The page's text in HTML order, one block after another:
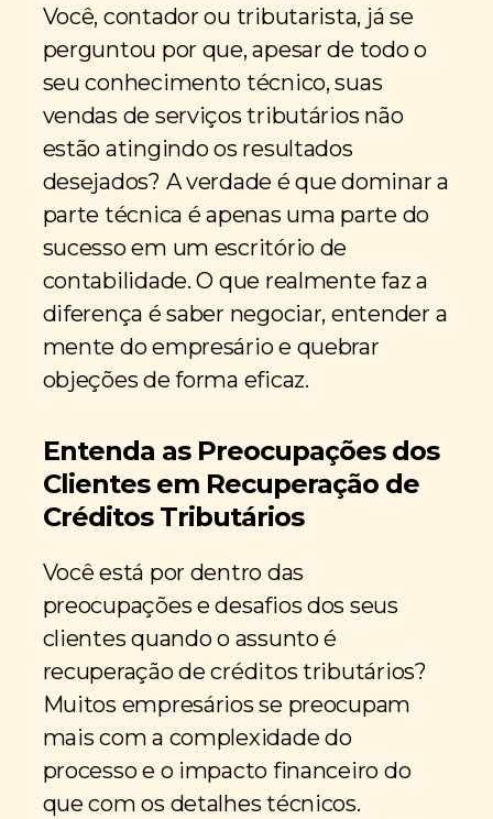
Você, contador ou tributarista, já se
perguntou por que, apesar de todo o
seu conhecimento técnico, suas
vendas de serviços tributários não
estão atingindo os resultados
desejados? A verdade é que dominar a
parte técnica é apenas uma parte do
sucesso em um escritório de
contabilidade. O que realmente faz a
diferença é saber negociar, entender a
mente do empresário e quebrar
objeções de forma eficaz.
Entenda as Preocupações dos
Clientes em Recuperação de
Créditos Tributários
Você está por dentro das
preocupações e desafios dos seus
clientes quando o assunto é
recuperação de créditos tributários?
Muitos empresários se preocupam
mais com a complexidade do
processo e o impacto financeiro do
que com os detalhes técnicos.